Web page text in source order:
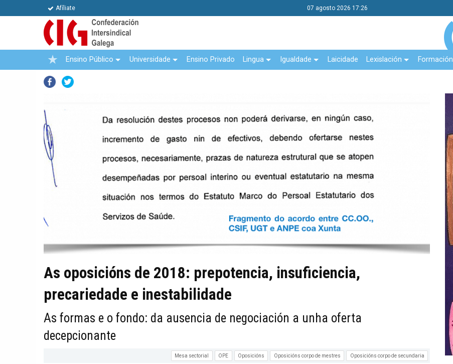
Afíliate 07 agosto 2026 17:26
Ensino Público Universidade Ensino Privado Lingua Igualdade Laicidade Lexislación Formación
Facebook
As oposicións de 2018: prepotencia, insuficiencia,
precariedade e inestabilidade
As formas e o fondo: da ausencia de negociación a unha oferta
decepcionante
Mesa sectorial OPE Oposicións Oposicións corpo de mestres Oposicións corpo de secundaria